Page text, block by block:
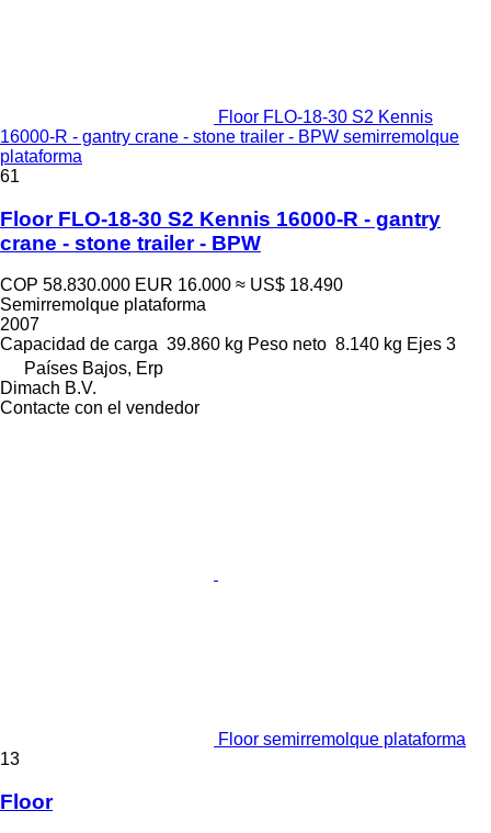
Floor FLO-18-30 S2 Kennis
16000-R - gantry crane - stone trailer - BPW semirremolque
plataforma
61
Floor FLO-18-30 S2 Kennis 16000-R - gantry
crane - stone trailer - BPW
COP 58.830.000 EUR 16.000 ≈ US$ 18.490
Semirremolque plataforma
2007
Capacidad de carga 39.860 kg Peso neto 8.140 kg Ejes 3
Países Bajos, Erp
Dimach B.V.
Contacte con el vendedor
Floor semirremolque plataforma
13
Floor